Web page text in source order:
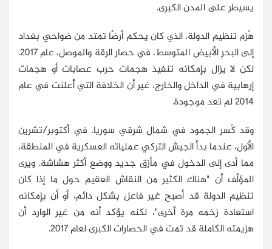
يسيطر على المدن الكبرى.
هُزم تنظيم الدولة، الذي كان يحكم أرضًا تمتد من ضواحي بغداد
إلى البحر الأبيض المتوسط، في حصار الرقة والموصل، عام 2017.
لكن لا يزال بإمكانه تنفيذ هجمات حرب عصابات أو هجمات
إرهابية في الداخل والخارج، غير أن الخلافة التي أُعلنت في عام
2014 لم تعد موجودة.
وقد كُسر الجمود في شمال شرقي سوريا، في أكتوبر/تشرين
الأول، عندما بدأ الجيش التركي عملياته العسكرية في المنطقة،
مما أدى إلى الدخول في مأزق جديد ووضع أكثر هشاشة. ويرى
المؤلِّف أن "هناك الكثير من النقاش العقيم حول ما إذا كان
تنظيم الدولة قد أصبح غير فاعل بشكل دائم، أو أن بإمكانه
استعادة زخمه مرة أخرى"، لكنه يؤكد أنه من غير الوارد أن
هزيمته الكاملة قد تمت في الحصارات الكبرى لعام 2017.